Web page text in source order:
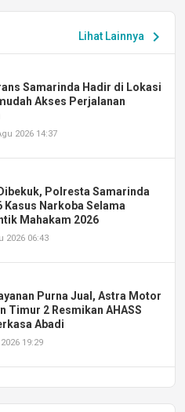
Lihat Lainnya chevron_right
Samarinda Hadir di Lokasi
Akses Perjalanan
2026 14:37
Polresta Samarinda
Kasus Narkoba Selama
Mahakam 2026
2026 06:43
Purna Jual, Astra Motor
Timur 2 Resmikan AHASS
Abadi
19:29